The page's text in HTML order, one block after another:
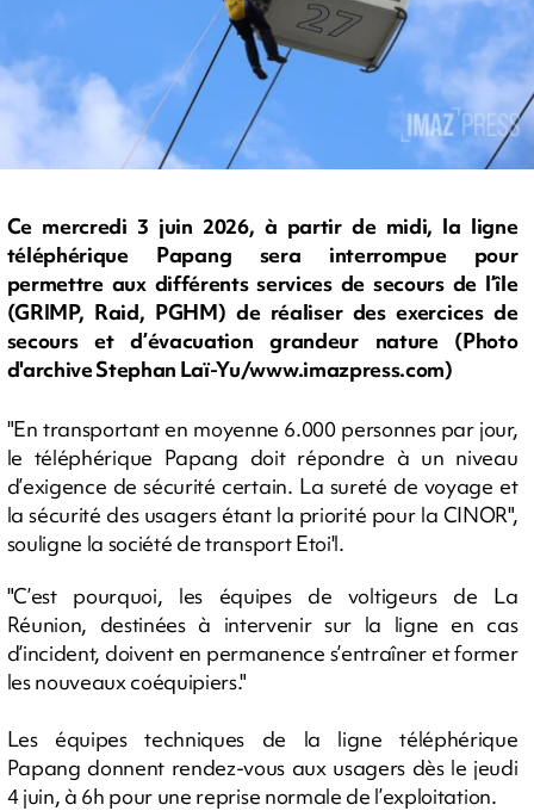
Ce mercredi 3 juin 2026, à partir de midi, la ligne
téléphérique Papang sera interrompue pour
permettre aux différents services de secours de l’île
(GRIMP, Raid, PGHM) de réaliser des exercices de
secours et d’évacuation grandeur nature (Photo
d'archive Stephan Laï-Yu/www.imazpress.com)
"En transportant en moyenne 6.000 personnes par jour,
le téléphérique Papang doit répondre à un niveau
d’exigence de sécurité certain. La sureté de voyage et
la sécurité des usagers étant la priorité pour la CINOR",
souligne la société de transport Etoi'l.
"C’est pourquoi, les équipes de voltigeurs de La
Réunion, destinées à intervenir sur la ligne en cas
d’incident, doivent en permanence s’entraîner et former
les nouveaux coéquipiers."
Les équipes techniques de la ligne téléphérique
Papang donnent rendez-vous aux usagers dès le jeudi
4 juin, à 6h pour une reprise normale de l’exploitation.